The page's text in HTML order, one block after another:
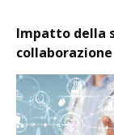
Impatto della
collaborazione